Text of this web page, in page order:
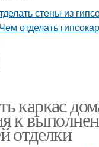
каркас
к
отделки